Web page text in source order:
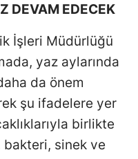
Muş
Nevşehir
Niğde
Ordu
Rize
Sakarya
DEVAM EDECEK
İşleri Müdürlüğü
yaz aylarında
da önem
şu ifadelere yer
birlikte
sinek ve